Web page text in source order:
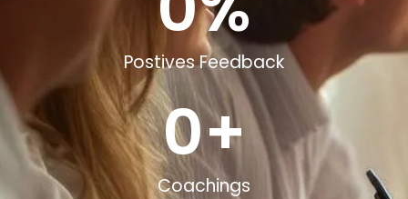
Postives Feedback
Coachings
0+